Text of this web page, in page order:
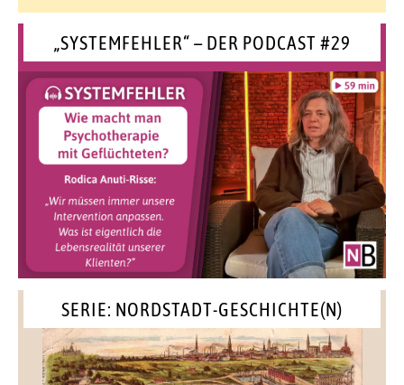
„SYSTEMFEHLER“ – DER PODCAST #29
SERIE: NORDSTADT-GESCHICHTE(N)